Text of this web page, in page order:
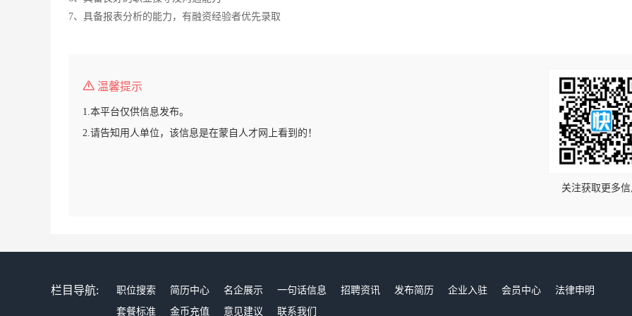
7、具备报表分析的能力，有融资经验者优先录取
温馨提示
1.本平台仅供信息发布。
2.请告知用人单位，该信息是在蒙自人才网上看到的！
关注获取更多
栏目导航: 职位搜索 简历中心 名企展示 一句话信息 招聘资讯 发布简历 企业入驻 会员中心
法律申明
套餐标准
金币充值 意见建议 联系我们